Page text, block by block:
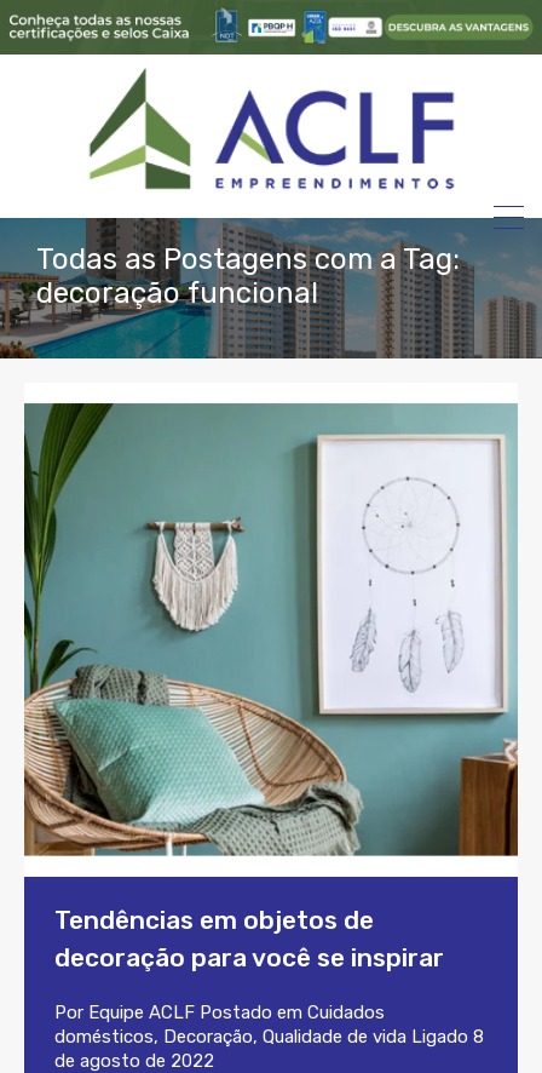
Todas as Postagens com a Tag:
decoração funcional
Tendências em objetos de
decoração para você se inspirar
Por Equipe ACLF Postado em Cuidados
domésticos, Decoração, Qualidade de vida Ligado 8
de agosto de 2022